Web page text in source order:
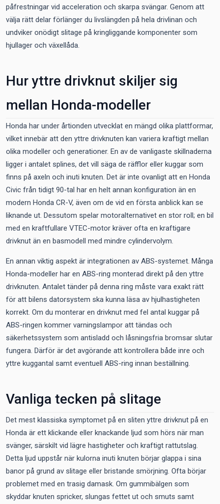
påfrestningar vid acceleration och skarpa svängar. Genom att
välja rätt delar förlänger du livslängden på hela drivlinan och
undviker onödigt slitage på kringliggande komponenter som
hjullager och växellåda.
Hur yttre drivknut skiljer sig
mellan Honda-modeller
Honda har under årtionden utvecklat en mängd olika plattformar,
vilket innebär att den yttre drivknuten kan variera kraftigt mellan
olika modeller och generationer. En av de vanligaste skillnaderna
ligger i antalet splines, det vill säga de räfflor eller kuggar som
finns på axeln och inuti knuten. Det är inte ovanligt att en Honda
Civic från tidigt 90-tal har en helt annan konfiguration än en
modern Honda CR-V, även om de vid en första anblick kan se
liknande ut. Dessutom spelar motoralternativet en stor roll; en bil
med en kraftfullare VTEC-motor kräver ofta en kraftigare
drivknut än en basmodell med mindre cylindervolym.
En annan viktig aspekt är integrationen av ABS-systemet. Många
Honda-modeller har en ABS-ring monterad direkt på den yttre
drivknuten. Antalet tänder på denna ring måste vara exakt rätt
för att bilens datorsystem ska kunna läsa av hjulhastigheten
korrekt. Om du monterar en drivknut med fel antal kuggar på
ABS-ringen kommer varningslampor att tändas och
säkerhetssystem som antisladd och låsningsfria bromsar slutar
fungera. Därför är det avgörande att kontrollera både inre och
yttre kuggantal samt eventuell ABS-ring innan beställning.
Vanliga tecken på slitage
Det mest klassiska symptomet på en sliten yttre drivknut på en
Honda är ett klickande eller knackande ljud som hörs när man
svänger, särskilt vid lägre hastigheter och kraftigt rattutslag.
Detta ljud uppstår när kulorna inuti knuten börjar glappa i sina
banor på grund av slitage eller bristande smörjning. Ofta börjar
problemet med en trasig damask. Om gummibälgen som
skyddar knuten spricker, slungas fettet ut och smuts samt